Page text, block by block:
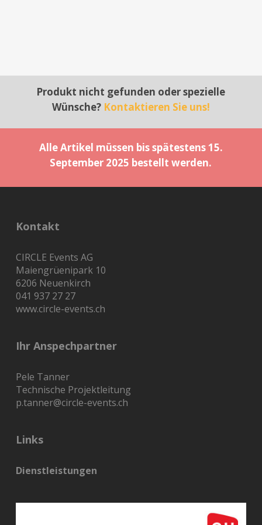
Produkt nicht gefunden oder spezielle
Wünsche? Kontaktieren Sie uns!
Alle Artikel müssen bis spätestens 15.
September 2025 bestellt werden.
Kontakt
CIRCLE Events AG
Maiengrüenipark 10
6206 Neuenkirch
041 937 27 27
www.circle-events.ch
Ihr Anspechpartner
Pele Tanner
Technische Projektleitung
p.tanner@circle-events.ch
Links
Dienstleistungen